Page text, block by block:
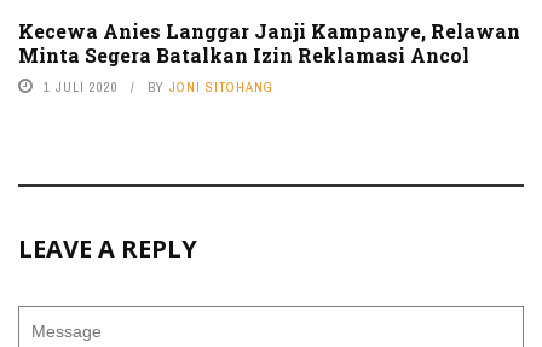
Kecewa Anies Langgar Janji Kampanye, Relawan
Minta Segera Batalkan Izin Reklamasi Ancol
1 JULI 2020 BY JONI SITOHANG
LEAVE A REPLY